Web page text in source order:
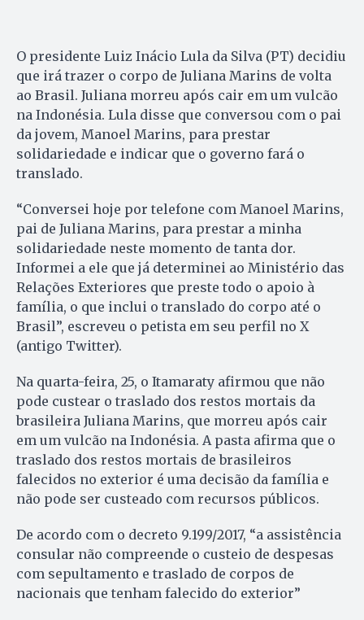
O presidente Luiz Inácio Lula da Silva (PT) decidiu
que irá trazer o corpo de Juliana Marins de volta
ao Brasil. Juliana morreu após cair em um vulcão
na Indonésia. Lula disse que conversou com o pai
da jovem, Manoel Marins, para prestar
solidariedade e indicar que o governo fará o
translado.
“Conversei hoje por telefone com Manoel Marins,
pai de Juliana Marins, para prestar a minha
solidariedade neste momento de tanta dor.
Informei a ele que já determinei ao Ministério das
Relações Exteriores que preste todo o apoio à
família, o que inclui o translado do corpo até o
Brasil”, escreveu o petista em seu perfil no X
(antigo Twitter).
Na quarta-feira, 25, o Itamaraty afirmou que não
pode custear o traslado dos restos mortais da
brasileira Juliana Marins, que morreu após cair
em um vulcão na Indonésia. A pasta afirma que o
traslado dos restos mortais de brasileiros
falecidos no exterior é uma decisão da família e
não pode ser custeado com recursos públicos.
De acordo com o decreto 9.199/2017, “a assistência
consular não compreende o custeio de despesas
com sepultamento e traslado de corpos de
nacionais que tenham falecido do exterior”